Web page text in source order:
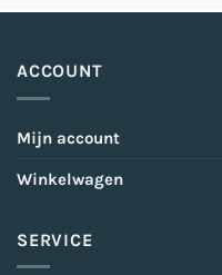
ACCOUNT
Mijn account
Winkelwagen
SERVICE